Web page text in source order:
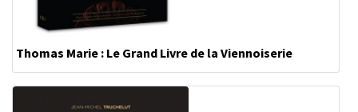
Thomas Marie : Le Grand Livre de la Viennoiserie